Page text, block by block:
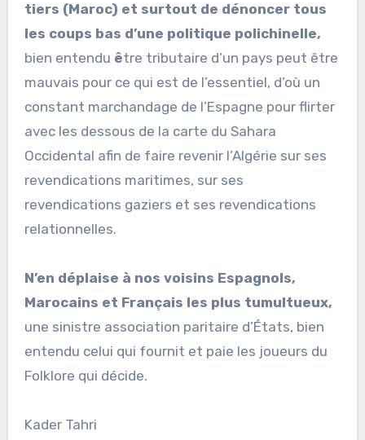
tiers (Maroc) et surtout de dénoncer tous
les coups bas d’une politique polichinelle,
bien entendu être tributaire d’un pays peut être
mauvais pour ce qui est de l’essentiel, d’où un
constant marchandage de l’Espagne pour flirter
avec les dessous de la carte du Sahara
Occidental afin de faire revenir l’Algérie sur ses
revendications maritimes, sur ses
revendications gaziers et ses revendications
relationnelles.
N’en déplaise à nos voisins Espagnols,
Marocains et Français les plus tumultueux,
une sinistre association paritaire d’États, bien
entendu celui qui fournit et paie les joueurs du
Folklore qui décide.
Kader Tahri